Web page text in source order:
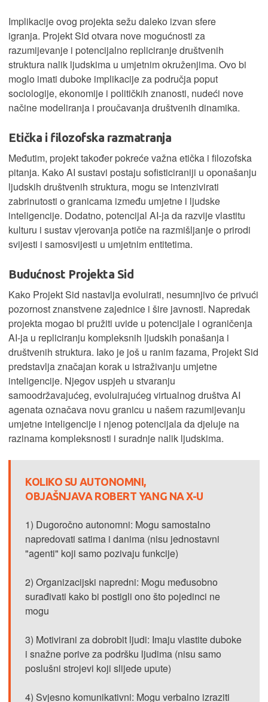
Implikacije ovog projekta sežu daleko izvan sfere
igranja. Projekt Sid otvara nove mogućnosti za
razumijevanje i potencijalno repliciranje društvenih
struktura nalik ljudskima u umjetnim okruženjima. Ovo bi
moglo imati duboke implikacije za područja poput
sociologije, ekonomije i političkih znanosti, nudeći nove
načine modeliranja i proučavanja društvenih dinamika.
Etička i filozofska razmatranja
Međutim, projekt također pokreće važna etička i filozofska
pitanja. Kako AI sustavi postaju sofisticiraniji u oponašanju
ljudskih društvenih struktura, mogu se intenzivirati
zabrinutosti o granicama između umjetne i ljudske
inteligencije. Dodatno, potencijal AI-ja da razvije vlastitu
kulturu i sustav vjerovanja potiče na razmišljanje o prirodi
svijesti i samosvijesti u umjetnim entitetima.
Budućnost Projekta Sid
Kako Projekt Sid nastavlja evoluirati, nesumnjivo će privući
pozornost znanstvene zajednice i šire javnosti. Napredak
projekta mogao bi pružiti uvide u potencijale i ograničenja
AI-ja u repliciranju kompleksnih ljudskih ponašanja i
društvenih struktura. Iako je još u ranim fazama, Projekt Sid
predstavlja značajan korak u istraživanju umjetne
inteligencije. Njegov uspjeh u stvaranju
samoodržavajućeg, evoluirajućeg virtualnog društva AI
agenata označava novu granicu u našem razumijevanju
umjetne inteligencije i njenog potencijala da djeluje na
razinama kompleksnosti i suradnje nalik ljudskima.
KOLIKO SU AUTONOMNI,
OBJAŠNJAVA ROBERT YANG NA X-U
1) Dugoročno autonomni: Mogu samostalno
napredovati satima i danima (nisu jednostavni
"agenti" koji samo pozivaju funkcije)
2) Organizacijski napredni: Mogu međusobno
surađivati kako bi postigli ono što pojedinci ne
mogu
3) Motivirani za dobrobit ljudi: Imaju vlastite duboke
i snažne porive za podršku ljudima (nisu samo
poslušni strojevi koji slijede upute)
4) Svjesno komunikativni: Mogu verbalno izraziti